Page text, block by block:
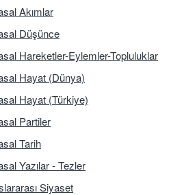
Akımlar
Düşünce
Hareketler-Eylemler-Topluluklar
Hayat (Dünya)
Hayat (Türkiye)
Partiler
Tarih
Yazılar - Tezler
Siyaset